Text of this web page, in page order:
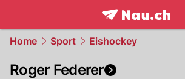
frontpage.
Home Sport Eishockey
Roger Federer